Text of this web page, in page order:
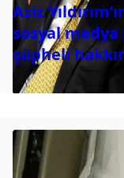
Aziz
sosyal medya
şüpheli